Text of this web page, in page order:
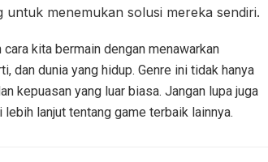
untuk menemukan solusi mereka sendiri.
kita bermain dengan menawarkan
dan dunia yang hidup. Genre ini tidak hanya
kepuasan yang luar biasa. Jangan lupa juga
lanjut tentang game terbaik lainnya.